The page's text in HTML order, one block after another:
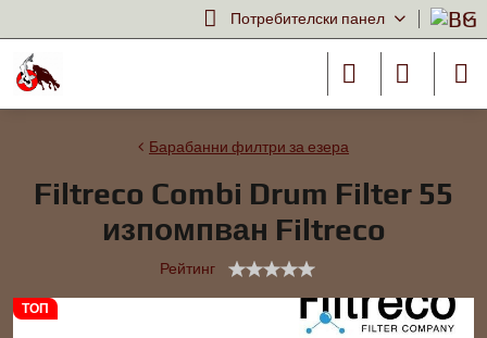
Потребителски панел
ТОП
Барабанни филтри за езера
Filtreco Combi Drum Filter 55
изпомпван Filtreco
Рейтинг